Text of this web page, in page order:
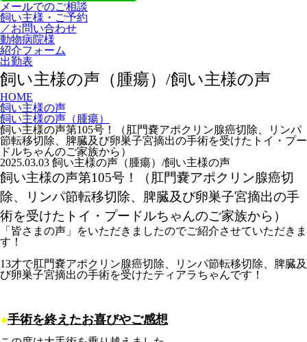
メールでのご相談
飼い主様・ご予約
／お問い合わせ
動物病院様
紹介フォーム
出勤表
飼い主様の声（腫瘍）/飼い主様の声
HOME
飼い主様の声
飼い主様の声（腫瘍）
飼い主様の声第105号！（肛門嚢アポクリン腺癌切除、リンパ
節転移切除、脾臓及び卵巣子宮摘出の手術を受けたトイ・プー
ドルちゃんのご家族から）
2025.03.03 飼い主様の声（腫瘍）/飼い主様の声
飼い主様の声第105号！（肛門嚢アポクリン腺癌切
除、リンパ節転移切除、脾臓及び卵巣子宮摘出の手
術を受けたトイ・プードルちゃんのご家族から）
「皆さまの声」をいただきましたのでご紹介させていただきま
す！
13才で肛門嚢アポクリン腺癌切除、リンパ節転移切除、脾臓及
び卵巣子宮摘出の手術を受けたティアラちゃんです！
●手術を終えたお喜びやご感想